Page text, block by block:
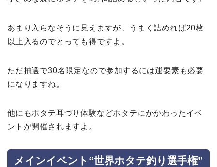
あまり入らなそうに見えますが、うまく詰めれば20枚
以上入るのでとっても得ですよ。
ただ抽選で30名限定なので参加するには運要素も必要
になりますね。
他にもホタテ耳づり体験などホタテにかかわったイベ
ントが開催されますよ。
メインイベント“世界ホタテ釣り選手権”